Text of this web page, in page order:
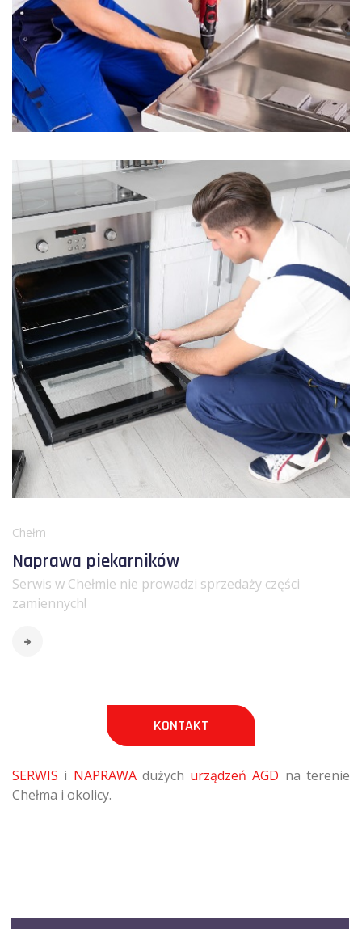
Chełm
Naprawa piekarników
Serwis w Chełmie nie prowadzi sprzedaży części
zamiennych!
KONTAKT
SERWIS i NAPRAWAdużych urządzeń AGD na terenie
Chełma i okolicy.